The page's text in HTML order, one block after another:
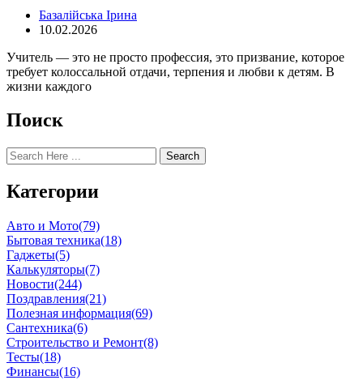
Базалійська Ірина
10.02.2026
Учитель — это не просто профессия, это призвание, которое
требует колоссальной отдачи, терпения и любви к детям. В
жизни каждого
Поиск
Search
Категории
Авто и Мото(79)
Бытовая техника(18)
Гаджеты(5)
Калькуляторы(7)
Новости(244)
Поздравления(21)
Полезная информация(69)
Сантехника(6)
Строительство и Ремонт(8)
Тесты(18)
Финансы(16)